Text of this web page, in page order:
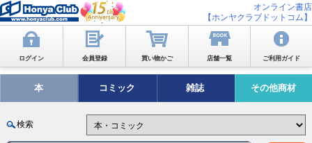
オンライン書店
【ホンヤクラブドットコム】
ログイン 会員登録 買い物かご 店舗一覧 ご利用ガイド
本 コミック 雑誌 その他商材
検索